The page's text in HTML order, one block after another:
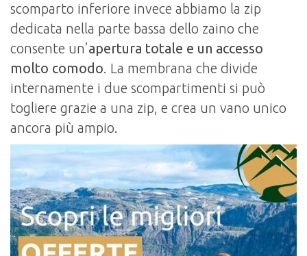
scomparto inferiore invece abbiamo la zip
dedicata nella parte bassa dello zaino che
consente un’apertura totale e un accesso
molto comodo. La membrana che divide
internamente i due scompartimenti si può
togliere grazie a una zip, e crea un vano unico
ancora più ampio.